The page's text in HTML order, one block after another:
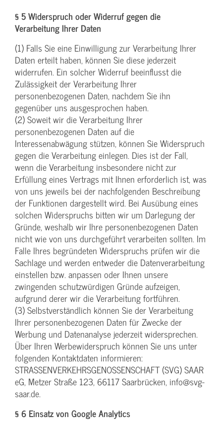
§ 5 Widerspruch oder Widerruf gegen die
Verarbeitung Ihrer Daten
(1) Falls Sie eine Einwilligung zur Verarbeitung Ihrer
Daten erteilt haben, können Sie diese jederzeit
widerrufen. Ein solcher Widerruf beeinflusst die
Zulässigkeit der Verarbeitung Ihrer
personenbezogenen Daten, nachdem Sie ihn
gegenüber uns ausgesprochen haben.
(2) Soweit wir die Verarbeitung Ihrer
personenbezogenen Daten auf die
Interessenabwägung stützen, können Sie Widerspruch
gegen die Verarbeitung einlegen. Dies ist der Fall,
wenn die Verarbeitung insbesondere nicht zur
Erfüllung eines Vertrags mit Ihnen erforderlich ist, was
von uns jeweils bei der nachfolgenden Beschreibung
der Funktionen dargestellt wird. Bei Ausübung eines
solchen Widerspruchs bitten wir um Darlegung der
Gründe, weshalb wir Ihre personenbezogenen Daten
nicht wie von uns durchgeführt verarbeiten sollten. Im
Falle Ihres begründeten Widerspruchs prüfen wir die
Sachlage und werden entweder die Datenverarbeitung
einstellen bzw. anpassen oder Ihnen unsere
zwingenden schutzwürdigen Gründe aufzeigen,
aufgrund derer wir die Verarbeitung fortführen.
(3) Selbstverständlich können Sie der Verarbeitung
Ihrer personenbezogenen Daten für Zwecke der
Werbung und Datenanalyse jederzeit widersprechen.
Über Ihren Werbewiderspruch können Sie uns unter
folgenden Kontaktdaten informieren:
STRASSENVERKEHRSGENOSSENSCHAFT (SVG) SAAR
eG, Metzer Straße 123, 66117 Saarbrücken, info@svg-
saar.de.
§ 6 Einsatz von Google Analytics